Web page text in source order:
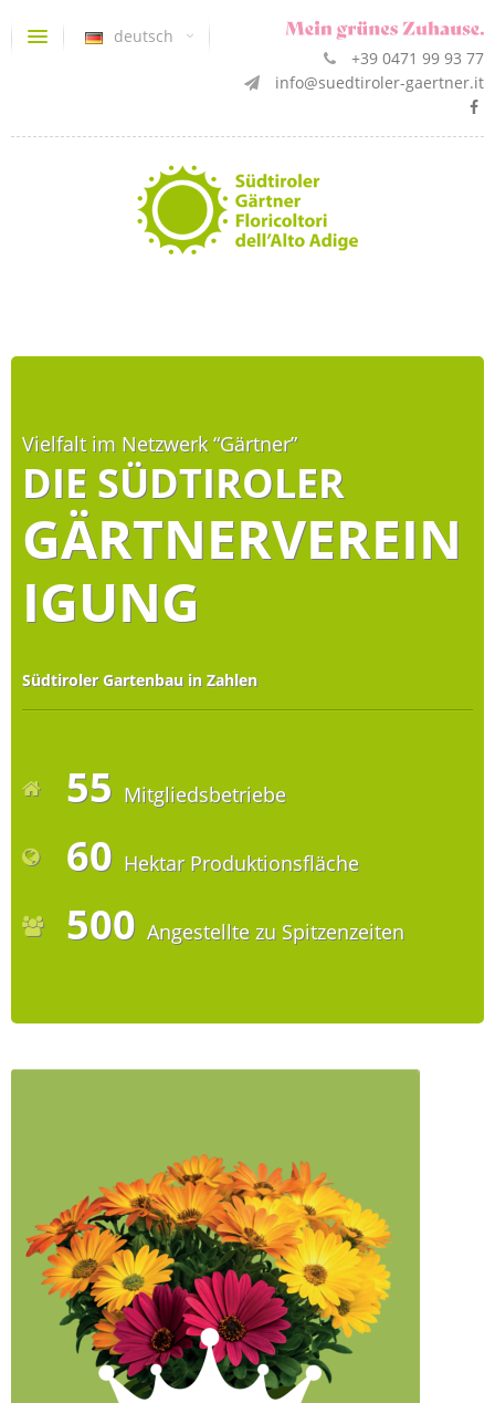
deutsch
+39 0471 99 93 77
info@suedtiroler-gaertner.it
Vielfalt im Netzwerk “Gärtner”
DIE SÜDTIROLER
GÄRTNERVEREIN
IGUNG
Südtiroler Gartenbau in Zahlen
55 Mitgliedsbetriebe
60 Hektar Produktionsfläche
500 Angestellte zu Spitzenzeiten